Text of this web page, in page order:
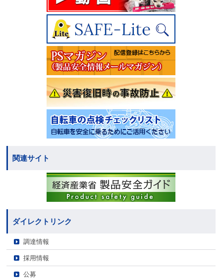
関連サイト
ダイレクトリンク
調達情報
採用情報
公募